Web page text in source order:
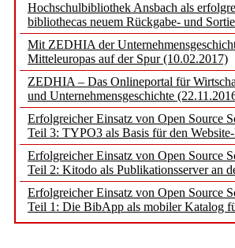
Hochschulbibliothek Ansbach als
bibliothecas neuem Rückgabe- und
Mit ZEDHIA der
Mitteleuropas auf der Spur (10.02.2017)
ZEDHIA – Das Onlineportal für
und Unternehmensgeschichte
Erfolgreicher Einsatz von Open Source
Teil 3: TYPO3 als Basis für den
Erfolgreicher Einsatz von Open Source
Teil 2: Kitodo als Publikationsserver an
Erfolgreicher Einsatz von Open Source
Teil 1: Die BibApp als mobiler Katalog